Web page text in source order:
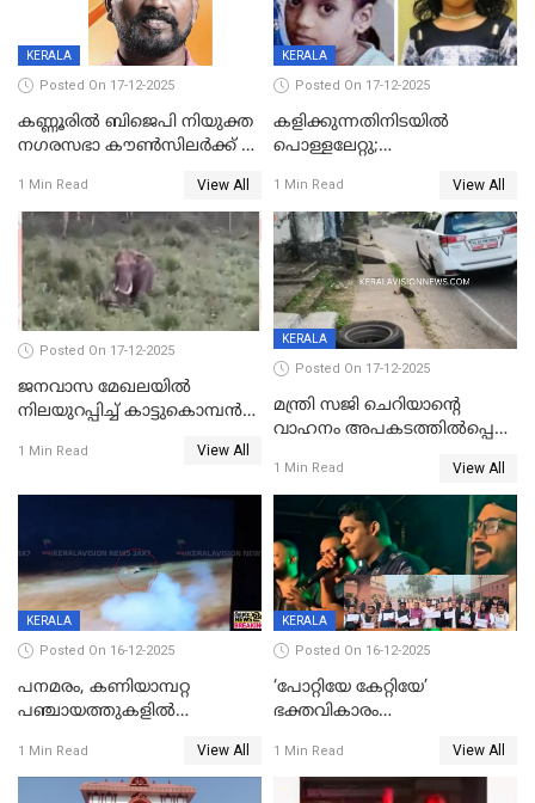
KERALA
Posted On 17-12-2025
കണ്ണൂരിൽ ബിജെപി നിയുക്ത
നഗരസഭാ കൗൺസിലർക്ക് 36
1 Min Read View All
KERALA
Posted On 17-12-2025
കളിക്കുന്നതിനിടയിൽ
പൊള്ളലേറ്റു;
ക്ലാസ് വിദ്യാർത്ഥിനി മരിച്ചു
1 Min Read View All
Posted On 17-12-2025
ജനവാസ മേഖലയില്‍
നിലയുറപ്പിച്ച് കാട്ടുകൊമ്പന്‍
1 Min Read View All
KERALA
Posted On 17-12-2025
മന്ത്രി സജി ചെറിയാന്റെ
വാഹനം അപകടത്തിൽപ്പെട്ടു;
രക്ഷപ്പെട്ടത് തലനാരിടയ്ക്ക്
1 Min Read View All
KERALA
Posted On 16-12-2025
പനമരം, കണിയാമ്പറ്റ
പഞ്ചായത്തുകളിൽ
സ്ഥാപനങ്ങൾക്ക് അവധി
1 Min Read View All
KERALA
Posted On 16-12-2025
‘പോറ്റിയേ കേറ്റിയേ’
ഭക്തവികാരം
ഡിജിപിക്ക് പരാതി; ശക്തമായ
നടപടി വേണമെന്നു
1 Min Read View All